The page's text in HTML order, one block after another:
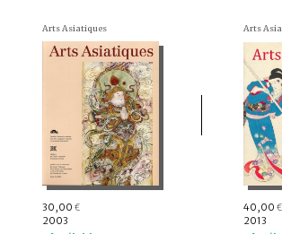
Arts Asiatiques
30,00 €
2003
Arts
40,00 €
2013